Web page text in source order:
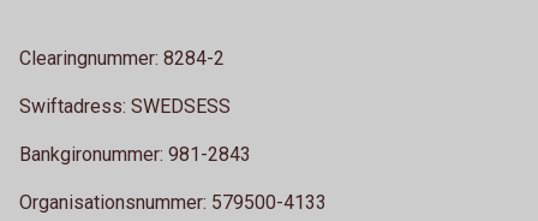
Clearingnummer: 8284-2
Swiftadress: SWEDSESS
Bankgironummer: 981-2843
Organisationsnummer: 579500-4133